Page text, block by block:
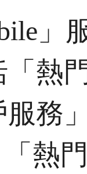
」
熱
務
熱